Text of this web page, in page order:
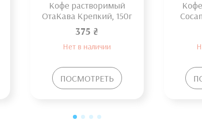
Кофе растворимый
ОтаКава Крепкий, 150г
375 ₴
Нет в наличии
ПОСМОТРЕТЬ